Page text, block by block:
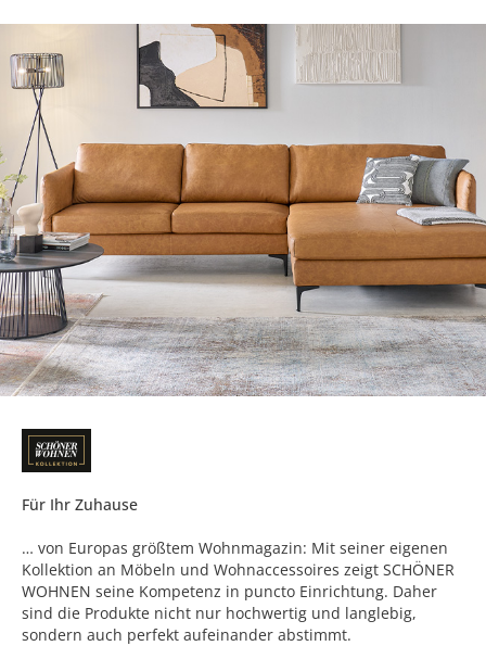
Für Ihr Zuhause
… von Europas größtem Wohnmagazin: Mit seiner eigenen
Kollektion an Möbeln und Wohnaccessoires zeigt SCHÖNER
WOHNEN seine Kompetenz in puncto Einrichtung. Daher
sind die Produkte nicht nur hochwertig und langlebig,
sondern auch perfekt aufeinander abstimmt.